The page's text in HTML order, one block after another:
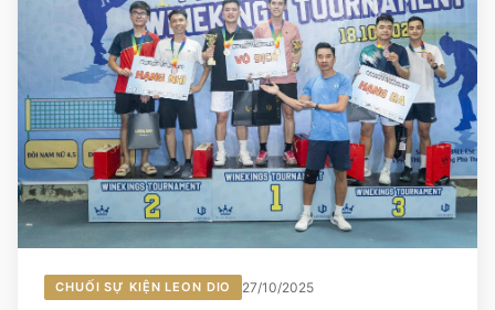
CHUỐI SỰ KIỆN LEON DIO 27/10/2025